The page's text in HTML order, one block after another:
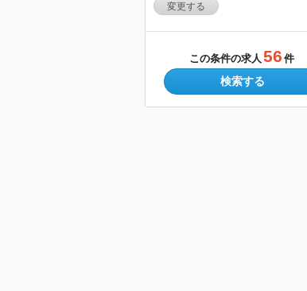
変更する
この条件の求人 56 件
検索する